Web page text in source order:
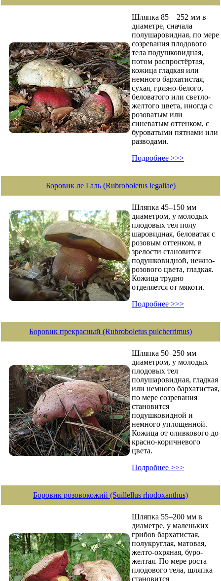
Шляпка 85—252 мм в
диаметре, сначала
полушаровидная, по мере
созревания плодового
тела подушковидная,
потом распростёртая,
кожица гладкая или
немного бархатистая,
сухая, грязно-белого,
беловатого или светло-
желтого цвета, иногда с
розоватым или
синеватым оттенком, с
буроватыми пятнами или
разводами.
Подробнее >>>
Боровик ле Галь (Rubroboletus legaliae)
Шляпка 45–150 мм
диаметром, у молодых
плодовых тел полу
шаровидная, беловатая с
розовым оттенком, в
зрелости становится
подушковидной, нежно-
розового цвета, гладкая.
Кожица трудно
отделяется от мякоти.
Подробнее >>>
Боровик прекрасный (Rubroboletus pulcherrimus)
Шляпка 50–250 мм
диаметром, у молодых
плодовых тел
полушаровидная, гладкая
или немного бархатистая,
по мере созревания
становится
подушковидной и
немного уплощенной.
Кожица от оливкового до
красно-коричневого
цвета.
Подробнее >>>
Боровик розовокожий (Suillellus rhodoxanthus)
Шляпка 55–200 мм в
диаметре, у маленьких
грибов бархатистая,
полукруглая, матовая,
желто-охряная, буро-
желтая. По мере роста
плодового тела, шляпка
становится